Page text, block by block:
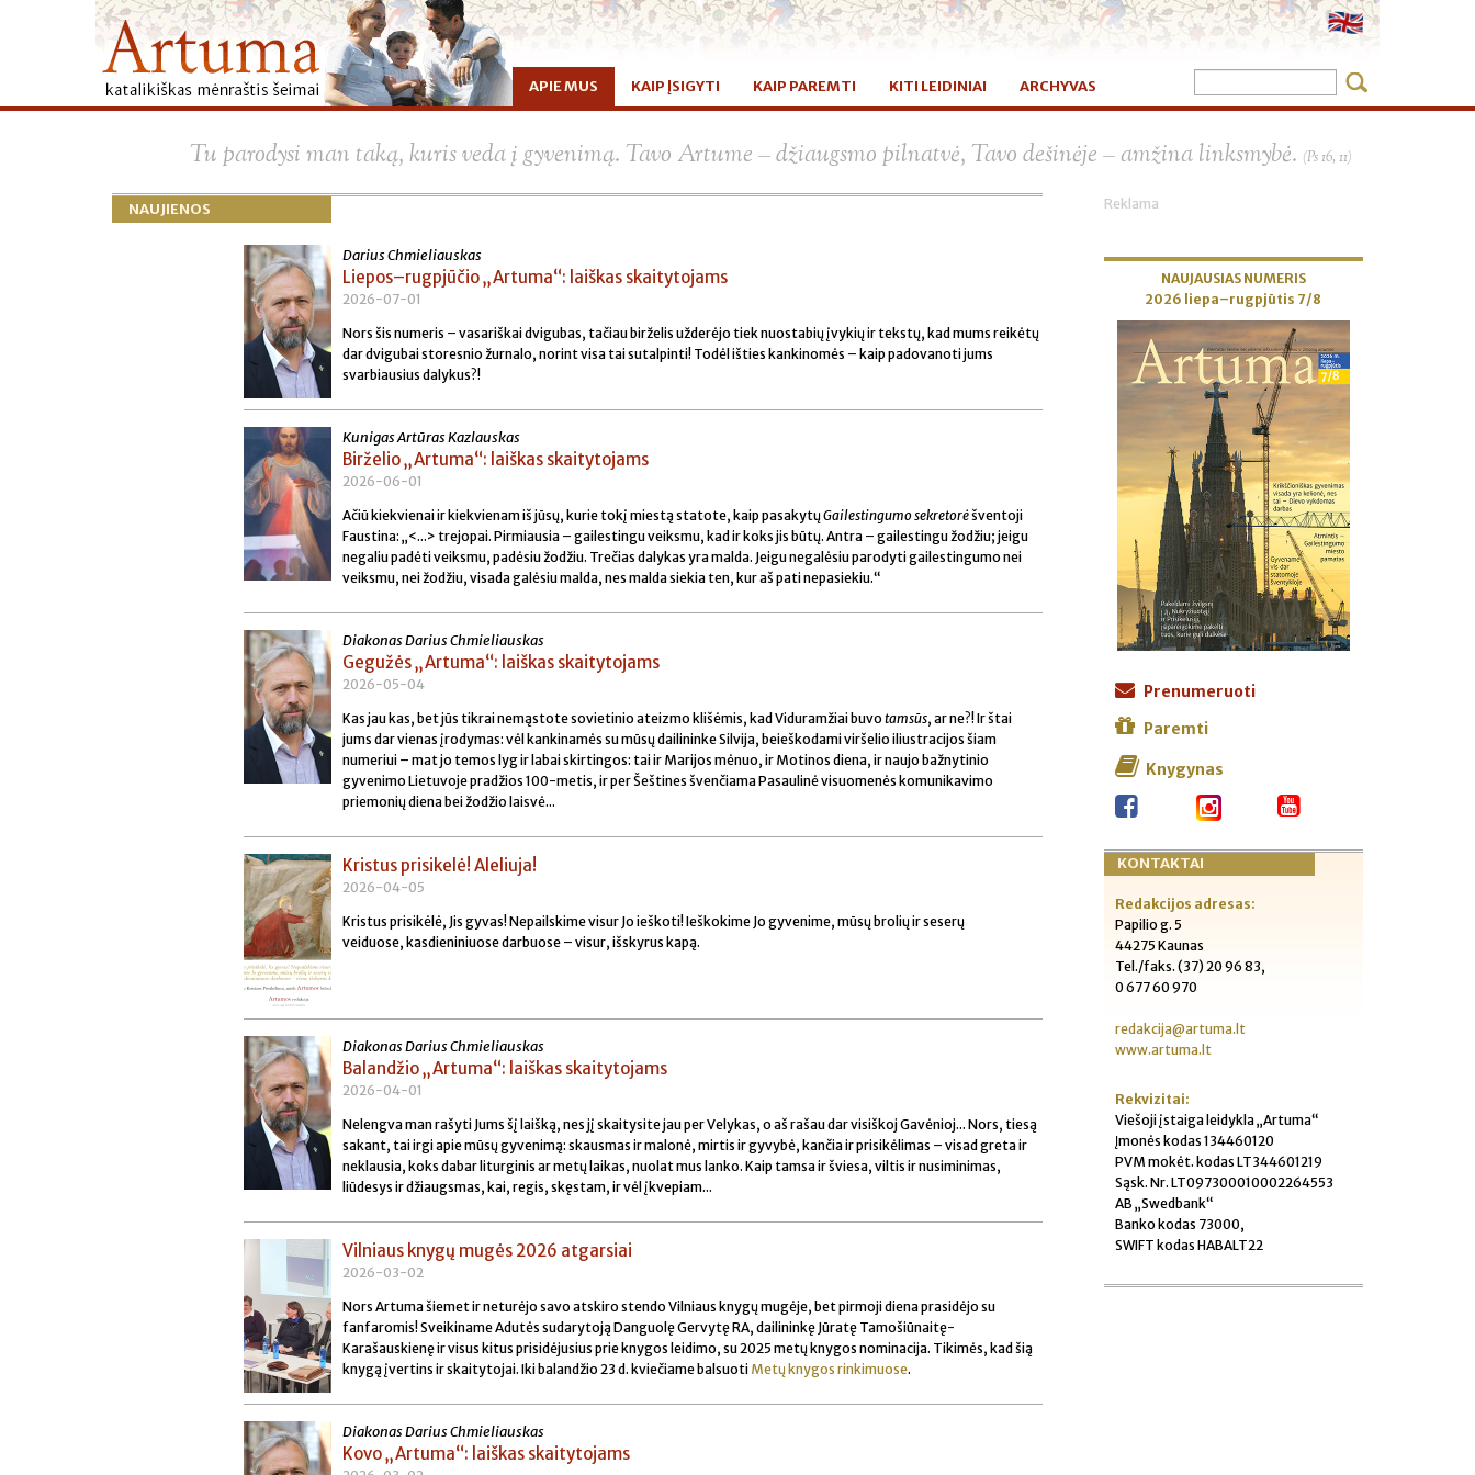
APIE MUS KAIP ĮSIGYTI KAIP PAREMTI KITI LEIDINIAI ARCHYVAS
Tu parodysi man taką, kuris veda į gyvenimą. Tavo Artume – džiaugsmo pilnatvė, Tavo dešinėje – amžina linksmybė. (Ps 16, 11)
NAUJIENOS
Darius Chmieliauskas
Liepos–rugpjūčio „Artuma“: laiškas skaitytojams
2026-07-01
Nors šis numeris – vasariškai dvigubas, tačiau birželis užderėjo tiek nuostabių įvykių ir tekstų, kad mums reikėtų
dar dvigubai storesnio žurnalo, norint visa tai sutalpinti! Todėl išties kankinomės – kaip padovanoti jums
svarbiausius dalykus?!
Kunigas Artūras Kazlauskas
Birželio „Artuma“: laiškas skaitytojams
2026-06-01
Ačiū kiekvienai ir kiekvienam iš jūsų, kurie tokį miestą statote, kaip pasakytųGailestingumo sekretorėšventoji
Faustina: „<...> trejopai. Pirmiausia – gailestingu veiksmu, kad ir koks jis būtų. Antra – gailestingu žodžiu; jeigu
negaliu padėti veiksmu, padėsiu žodžiu. Trečias dalykas yra malda. Jeigu negalėsiu parodyti gailestingumo nei
veiksmu, nei žodžiu, visada galėsiu malda, nes malda siekia ten, kur aš pati nepasiekiu.“
Diakonas Darius Chmieliauskas
Gegužės „Artuma“: laiškas skaitytojams
2026-05-04
Kas jau kas, bet jūs tikrai nemąstote sovietinio ateizmo klišėmis, kad Viduramžiai buvo tamsūs, ar ne?! Ir štai
jums dar vienas įrodymas: vėl kankinamės su mūsų dailininke Silvija, beieškodami viršelio iliustracijos šiam
numeriui – mat jo temos lyg ir labai skirtingos: tai ir Marijos mėnuo, ir Motinos diena, ir naujo bažnytinio
gyvenimo Lietuvoje pradžios 100-metis, ir per Šeštines švenčiama Pasaulinė visuomenės komunikavimo
priemonių diena bei žodžio laisvė...
Kristus prisikelė! Aleliuja!
2026-04-05
Kristus prisikėlė, Jis gyvas! Nepailskime visur Jo ieškoti! Ieškokime Jo gyvenime, mūsų brolių ir seserų
veiduose, kasdieniniuose darbuose – visur, išskyrus kapą.
Diakonas Darius Chmieliauskas
Balandžio „Artuma“: laiškas skaitytojams
2026-04-01
Nelengva man rašyti Jums šį laišką, nes jį skaitysite jau per Velykas, o aš rašau dar visiškoj Gavėnioj... Nors, tiesą
sakant, tai irgi apie mūsų gyvenimą: skausmas ir malonė, mirtis ir gyvybė, kančia ir prisikėlimas – visad greta ir
neklausia, koks dabar liturginis ar metų laikas, nuolat mus lanko. Kaip tamsa ir šviesa, viltis ir nusiminimas,
liūdesys ir džiaugsmas, kai, regis, skęstam, ir vėl įkvepiam...
Vilniaus knygų mugės 2026 atgarsiai
2026-03-02
Nors Artuma šiemet ir neturėjo savo atskiro stendo Vilniaus knygų mugėje, bet pirmoji diena prasidėjo su
fanfaromis! Sveikiname Adutės sudarytoją Danguolę Gervytę RA, dailininkę Jūratę Tamošiūnaitę-
Karašauskienę ir visus kitus prisidėjusius prie knygos leidimo, su 2025 metų knygos nominacija. Tikimės, kad šią
knygą įvertins ir skaitytojai. Iki balandžio 23 d. kviečiame balsuoti Metų knygos rinkimuose.
Diakonas Darius Chmieliauskas
Kovo „Artuma“: laiškas skaitytojams
Reklama
NAUJAUSIAS NUMERIS
2026 liepa–rugpjūtis 7/8
Prenumeruoti
Paremti
Knygynas
KONTAKTAI
Redakcijos adresas:
Papilio g. 5
44275 Kaunas
Tel./faks. (37) 20 96 83,
0 677 60 970
redakcija@artuma.lt
www.artuma.lt
Rekvizitai:
Viešoji įstaiga leidykla „Artuma“
Įmonės kodas 134460120
PVM mokėt. kodas LT344601219
Sąsk. Nr. LT097300010002264553
AB „Swedbank“
Banko kodas 73000,
SWIFT kodas HABALT22